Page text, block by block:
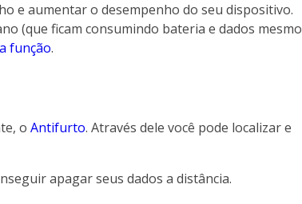
e aumentar o desempenho do seu dispositivo.
(que ficam consumindo bateria e dados mesmo
função.
o Antifurto. Através dele você pode localizar e
apagar seus dados a distância.